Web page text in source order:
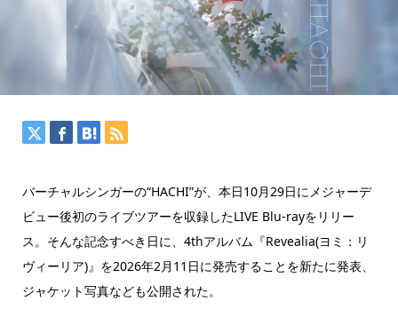
バーチャルシンガーの“HACHI”が、本日10月29日にメジャーデ
ビュー後初のライブツアーを収録したLIVE Blu-rayをリリー
ス。そんな記念すべき日に、4thアルバム『Revealia(ヨミ：リ
ヴィーリア)』を2026年2月11日に発売することを新たに発表、
ジャケット写真なども公開された。